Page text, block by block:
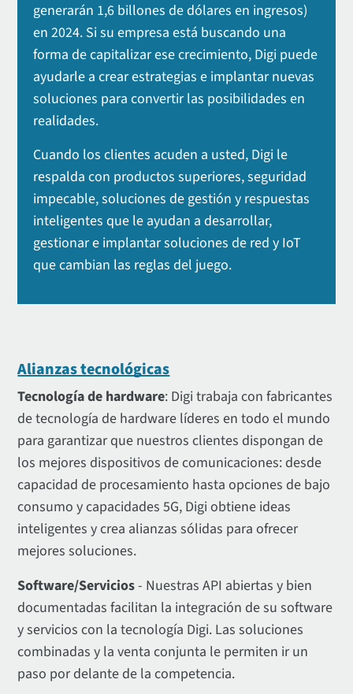
generarán 1,6 billones de dólares en ingresos)
en 2024. Si su empresa está buscando una
forma de capitalizar ese crecimiento, Digi puede
ayudarle a crear estrategias e implantar nuevas
soluciones para convertir las posibilidades en
realidades.
Cuando los clientes acuden a usted, Digi le
respalda con productos superiores, seguridad
impecable, soluciones de gestión y respuestas
inteligentes que le ayudan a desarrollar,
gestionar e implantar soluciones de red y IoT
que cambian las reglas del juego.
Alianzas tecnológicas
Tecnología de hardware: Digi trabaja con fabricantes
de tecnología de hardware líderes en todo el mundo
para garantizar que nuestros clientes dispongan de
los mejores dispositivos de comunicaciones: desde
capacidad de procesamiento hasta opciones de bajo
consumo y capacidades 5G, Digi obtiene ideas
inteligentes y crea alianzas sólidas para ofrecer
mejores soluciones.
Software/Servicios- Nuestras API abiertas y bien
documentadas facilitan la integración de su software
y servicios con la tecnología Digi. Las soluciones
combinadas y la venta conjunta le permiten ir un
paso por delante de la competencia.